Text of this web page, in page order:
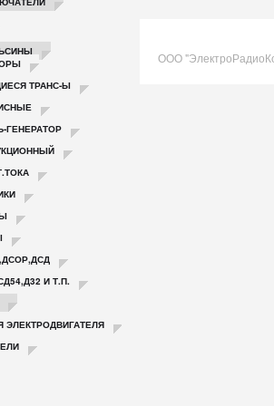
ТРАНС-Ы
ГЕНЕРАТОР
И Т.П.
ЭЛЕКТРОДВИГАТЕЛЯ
ООО